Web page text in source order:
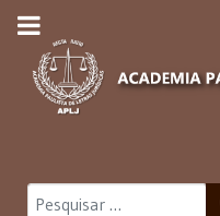
Pesquisar